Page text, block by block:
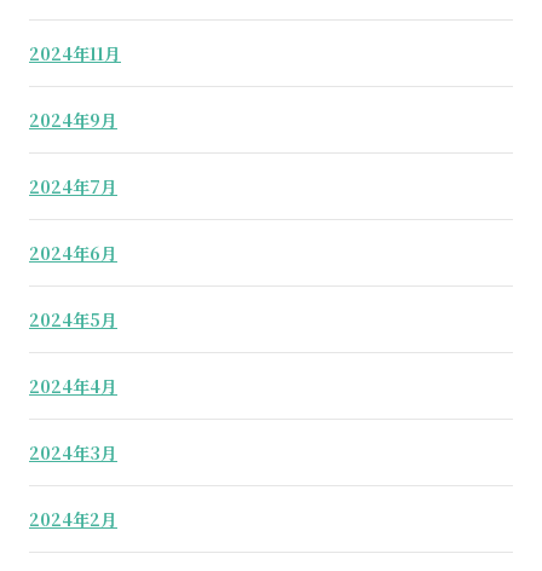
2024年11月
2024年9月
2024年7月
2024年6月
2024年5月
2024年4月
2024年3月
2024年2月